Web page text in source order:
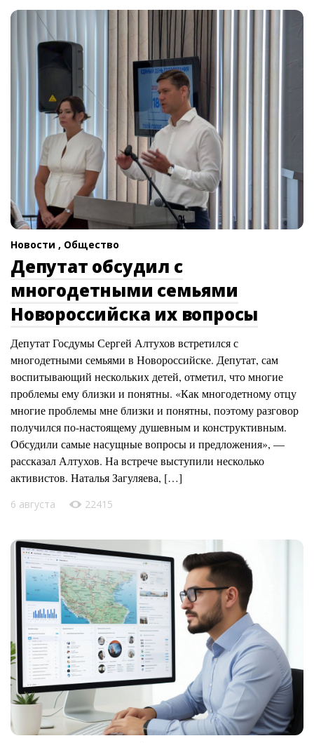
Новости , Общество
Депутат обсудил с
многодетными семьями
Новороссийска их вопросы
Депутат Госдумы Сергей Алтухов встретился с
многодетными семьями в Новороссийске. Депутат, сам
воспитывающий нескольких детей, отметил, что многие
проблемы ему близки и понятны. «Как многодетному отцу
многие проблемы мне близки и понятны, поэтому разговор
получился по-настоящему душевным и конструктивным.
Обсудили самые насущные вопросы и предложения», —
рассказал Алтухов. На встрече выступили несколько
активистов. Наталья Загуляева, […]
6 августа 22415